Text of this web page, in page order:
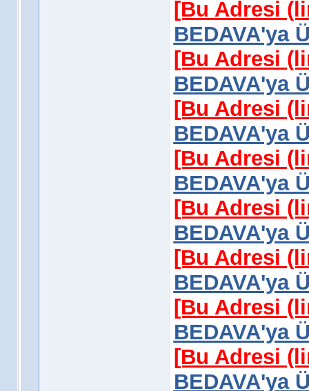
[Bu Adresi
BEDAVA'ya
[Bu Adresi
BEDAVA'ya
[Bu Adresi
BEDAVA'ya
[Bu Adresi
BEDAVA'ya
[Bu Adresi
BEDAVA'ya
[Bu Adresi
BEDAVA'ya
[Bu Adresi
BEDAVA'ya
[Bu Adresi
BEDAVA'ya